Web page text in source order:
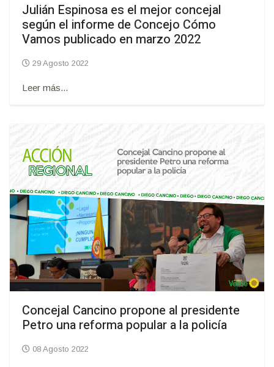
Julián Espinosa es el mejor concejal
según el informe de Concejo Cómo
Vamos publicado en marzo 2022
29 Agosto 2022
Leer más...
Concejal Cancino propone al presidente
Petro una reforma popular a la policía
08 Agosto 2022